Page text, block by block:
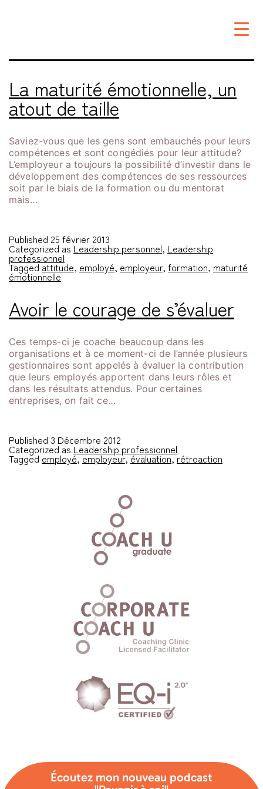
La maturité émotionnelle, un
atout de taille
Saviez-vous que les gens sont embauchés pour leurs
compétences et sont congédiés pour leur attitude?
L’employeur a toujours la possibilité d’investir dans le
développement des compétences de ses ressources
soit par le biais de la formation ou du mentorat
mais…
Published 25 février 2013
Categorized as Leadership personnel, Leadership
professionnel
Taggedattitude, employé, employeur, formation, maturité
émotionnelle
Avoir le courage de s’évaluer
Ces temps-ci je coache beaucoup dans les
organisations et à ce moment-ci de l’année plusieurs
gestionnaires sont appelés à évaluer la contribution
que leurs employés apportent dans leurs rôles et
dans les résultats attendus. Pour certaines
entreprises, on fait ce…
Published 3 Décembre 2012
Categorized as Leadership professionnel
Tagged employé,employeur,évaluation,rétroaction
Écoutez mon nouveau podcast